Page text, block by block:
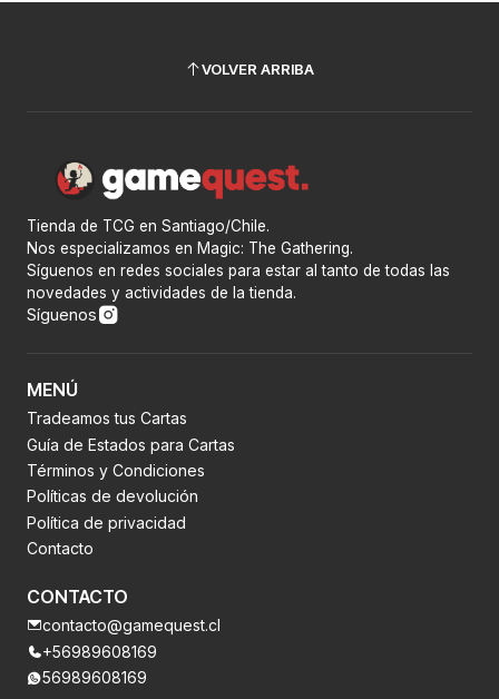
VOLVER ARRIBA
Tienda de TCG en Santiago/Chile.
Nos especializamos en Magic: The Gathering.
Síguenos en redes sociales para estar al tanto de todas las
novedades y actividades de la tienda.
Síguenos
MENÚ
Tradeamos tus Cartas
Guía de Estados para Cartas
Términos y Condiciones
Políticas de devolución
Política de privacidad
Contacto
CONTACTO
contacto@gamequest.cl
+56989608169
56989608169